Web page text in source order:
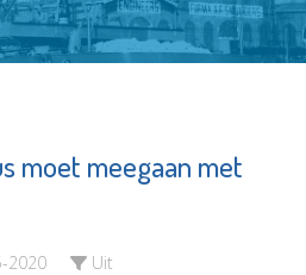
moet meegaan met
2020 Uit